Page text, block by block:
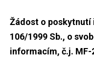
Žádost o poskytnutí
106/1999 Sb., o
informacím, č.j.